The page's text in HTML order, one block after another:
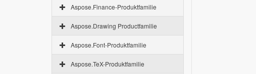
Aspose.Finance-Produktfamilie
Aspose.Drawing Productfamilie
Aspose.Font-Produktfamilie
Aspose.TeX-Produktfamilie